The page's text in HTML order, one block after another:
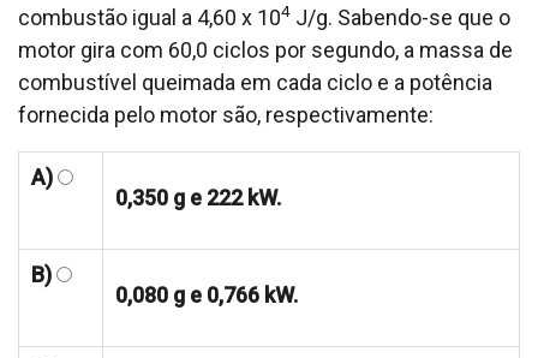
combustão igual a 4,60 x 104 J/g. Sabendo-se que o
motor gira com 60,0 ciclos por segundo, a massa de
combustível queimada em cada ciclo e a potência
fornecida pelo motor são, respectivamente:
A)
0,350 g e 222 kW.
B)
0,080 g e 0,766 kW.